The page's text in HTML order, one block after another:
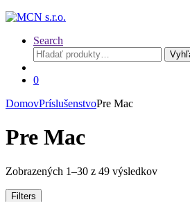
Search
Hľadať:
0
DomovPríslušenstvoPre Mac
Pre Mac
Zobrazených 1–30 z 49 výsledkovSorted
Filters